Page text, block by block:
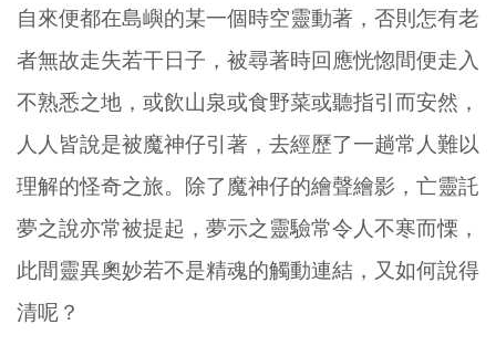
自來便都在島嶼的某一個時空靈動著，否則怎有老
者無故走失若干日子，被尋著時回應恍惚間便走入
不熟悉之地，或飲山泉或食野菜或聽指引而安然，
人人皆說是被魔神仔引著，去經歷了一趟常人難以
理解的怪奇之旅。除了魔神仔的繪聲繪影，亡靈託
夢之說亦常被提起，夢示之靈驗常令人不寒而慄，
此間靈異奧妙若不是精魂的觸動連結，又如何說得
清呢？